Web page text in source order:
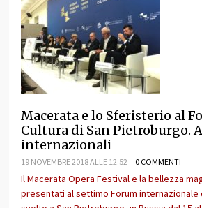
Macerata e lo Sferisterio al
Cultura di San Pietroburgo.
internazionali
19 NOVEMBRE 2018 ALLE 12:52 0 COMMENTI
Il Macerata Opera Festival e la bellezza
presentati al settimo Forum internazionale